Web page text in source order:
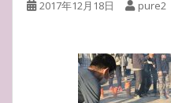
2017年12月18日 pure2